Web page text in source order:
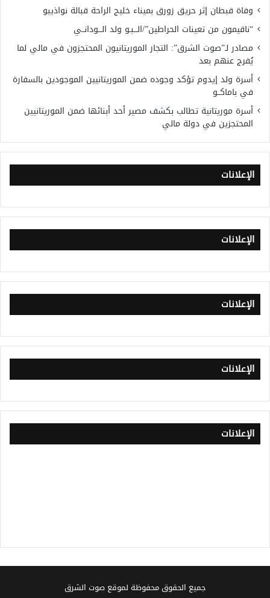
وفاة قبطان إثر حريق زورق بميناء خليج الراحة قبالة نواذيبو
“ناقيمون من تعينات الحراطين”/الـــبـو ولد الـــودانــي
مصادر لـ”صوت الشرق”: التجار الموريتانيون المحتجزون في مالي لما
يُفرج عنهم بعد
أسرة ولد إيدوم تؤكد وجوده ضمن الموريتانيين الموجودين بالسفارة
في باماكــو
أسرة موريتانية تطالب بكشف مصير أحد أبنائها ضمن الموريتانيين
المحتجزين في دولة مالي
الإعلانات
الإعلانات
الإعلانات
الإعلانات
الإعلانات
جميع الحقوق محفوظة لموقع صوت الشرق